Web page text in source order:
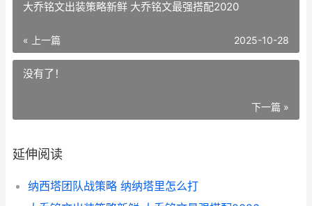
大乔铭文出装策略新鲜 大乔铭文最强搭配2020
« 上一篇 2025-10-28
没有了！
下一篇 »
延伸阅读
纳西塔团队战策略 纳纳塔里怎么打